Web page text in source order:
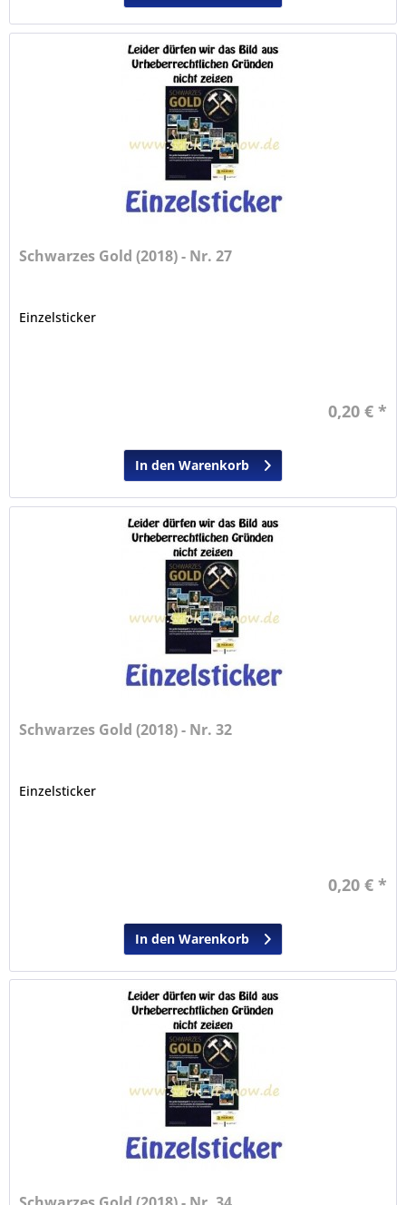
Schwarzes Gold (2018) - Nr. 27
Einzelsticker
0,20 € *
In den Warenkorb
Schwarzes Gold (2018) - Nr. 32
Einzelsticker
0,20 € *
In den Warenkorb